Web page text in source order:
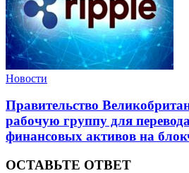
Новости
Правительство
рабочую группу для
финансовых активов на
ОСТАВЬТЕ ОТВЕТ